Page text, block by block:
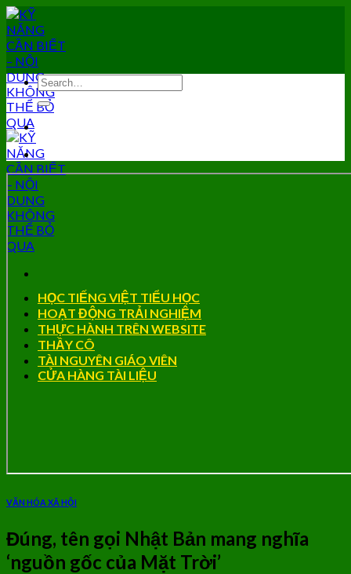
Skip
to
content
HỌC TIẾNG VIỆT TIỂU HỌC
HOẠT ĐỘNG TRẢI NGHIỆM
THỰC HÀNH TRÊN WEBSITE
THẦY CÔ
TÀI NGUYÊN GIÁO VIÊN
CỬA HÀNG TÀI LIỆU
VĂN HÓA XÃ HỘI
Đúng, tên gọi Nhật Bản mang nghĩa
‘nguồn gốc của Mặt Trời’